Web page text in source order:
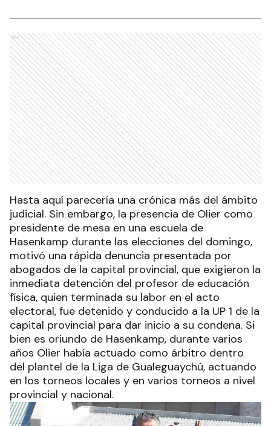
Ads
Hasta aquí parecería una crónica más del ámbito
judicial. Sin embargo, la presencia de Olier como
presidente de mesa en una escuela de
Hasenkamp durante las elecciones del domingo,
motivó una rápida denuncia presentada por
abogados de la capital provincial, que exigieron la
inmediata detención del profesor de educación
física, quien terminada su labor en el acto
electoral, fue detenido y conducido a la UP 1 de la
capital provincial para dar inicio a su condena. Si
bien es oriundo de Hasenkamp, durante varios
años Olier había actuado como árbitro dentro
del plantel de la Liga de Gualeguaychú, actuando
en los torneos locales y en varios torneos a nivel
provincial y nacional.